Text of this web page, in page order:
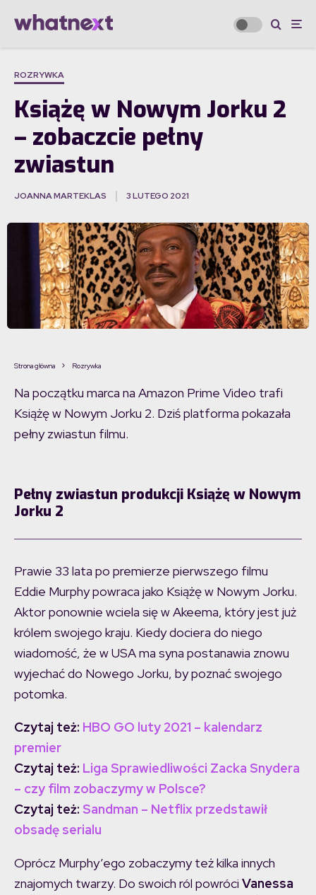
ROZRYWKA
Książę w Nowym Jorku 2
– zobaczcie pełny
zwiastun
JOANNA MARTEKLAS 3 LUTEGO 2021
Strona główna Rozrywka
Na początku marca na Amazon Prime Video trafi
Książę w Nowym Jorku 2. Dziś platforma pokazała
pełny zwiastun filmu.
Pełny zwiastun produkcji Książę w Nowym
Jorku 2
Prawie 33 lata po premierze pierwszego filmu
Eddie Murphy powraca jako Książę w Nowym Jorku.
Aktor ponownie wciela się w Akeema, który jest już
królem swojego kraju. Kiedy dociera do niego
wiadomość, że w USA ma syna postanawia znowu
wyjechać do Nowego Jorku, by poznać swojego
potomka.
Czytaj też: HBO GO luty 2021 – kalendarz
premier
Czytaj też: Liga Sprawiedliwości Zacka Snydera
– czy film zobaczymy w Polsce?
Czytaj też: Sandman – Netflix przedstawił
obsadę serialu
Oprócz Murphy’ego zobaczymy też kilka innych
znajomych twarzy. Do swoich ról powróci Vanessa